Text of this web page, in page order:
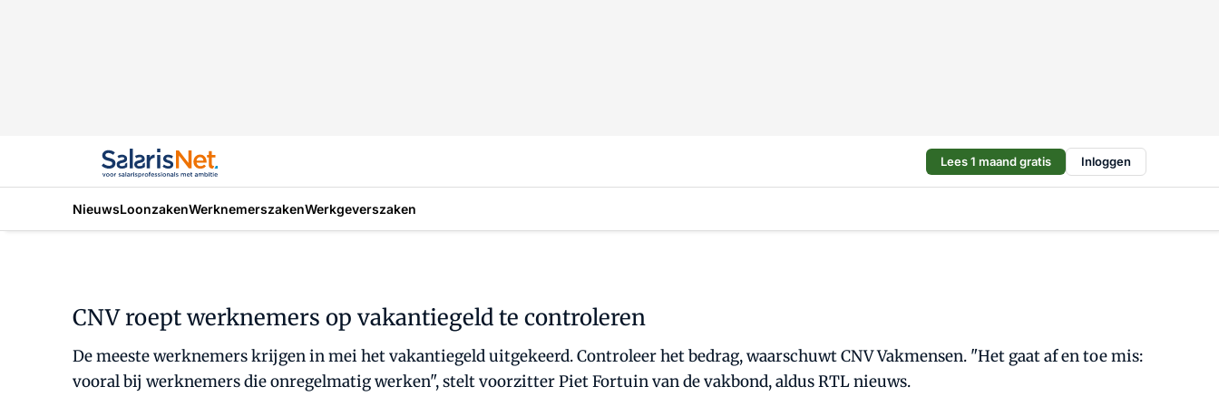
Lees 1 maand gratis Inloggen
NieuwsLoonzakenWerknemerszakenWerkgeverszaken
CNV roept werknemers op vakantiegeld te controleren
De meeste werknemers krijgen in mei het vakantiegeld uitgekeerd. Controleer het bedrag, waarschuwt CNV Vakmensen. "Het gaat af en toe mis:
vooral bij werknemers die onregelmatig werken", stelt voorzitter Piet Fortuin van de vakbond, aldus RTL nieuws.